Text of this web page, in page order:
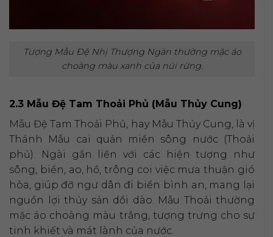
Tượng Mẫu Đệ Nhị Thượng Ngàn thường mặc áo
choàng màu xanh của núi rừng.
2.3 Mẫu Đệ Tam Thoải Phủ (Mẫu Thủy Cung)
Mẫu Đệ Tam Thoải Phủ, hay Mẫu Thủy Cung, là vị
Thánh Mẫu cai quản miền sông nước (Thoải
phủ). Ngài gắn liền với các hiện tượng như
sông, biển, ao, hồ, trông coi việc mưa thuận gió
hòa, giúp đỡ ngư dân đi biển bình an, mang lại
nguồn lợi thủy sản dồi dào. Mẫu Thoải thường
mặc áo choàng màu trắng, tượng trưng cho sự
tinh khiết và mát lành của nước.